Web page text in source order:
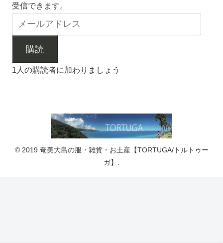
受信できます。
購読
1人の購読者に加わりましょう
© 2019 奄美大島の服・雑貨・お土産【TORTUGA/トルトゥー
ガ】.